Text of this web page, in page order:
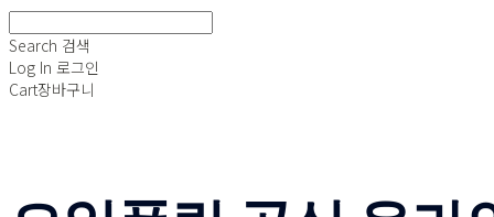
Search 검색
Log In 로그인
Cart장바구니